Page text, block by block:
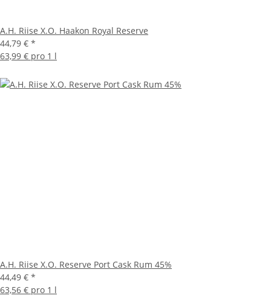
A.H. Riise X.O. Haakon Royal Reserve
44,79 € *
63,99 € pro 1 l
A.H. Riise X.O. Reserve Port Cask Rum 45%
44,49 € *
63,56 € pro 1 l